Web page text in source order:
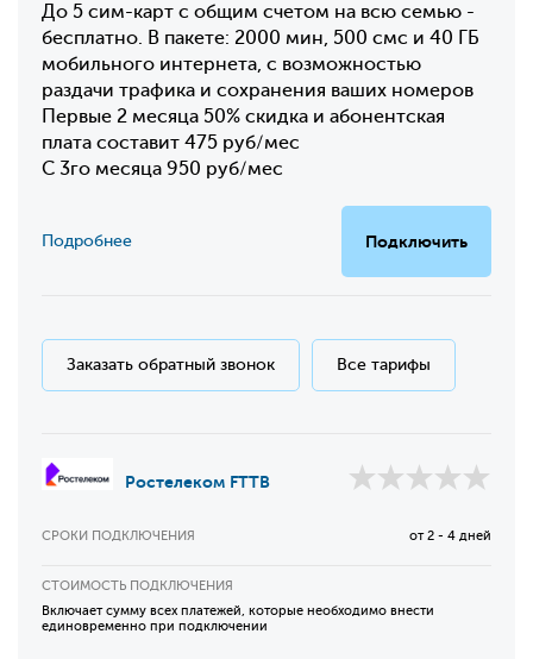
До 5 сим-карт с общим счетом на всю семью -
бесплатно. В пакете: 2000 мин, 500 смс и 40 ГБ
мобильного интернета, с возможностью
раздачи трафика и сохранения ваших номеров
Первые 2 месяца 50% скидка и абонентская
плата составит 475 руб/мес
С 3го месяца 950 руб/мес
Подключить
Подробнее
Заказать обратный звонок Все тарифы
Ростелеком FTTB
СРОКИ ПОДКЛЮЧЕНИЯ от 2 - 4 дней
СТОИМОСТЬ ПОДКЛЮЧЕНИЯ
Включает сумму всех платежей, которые необходимо внести
единовременно при подключении